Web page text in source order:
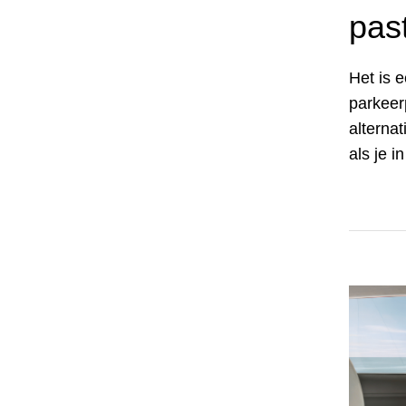
Het is
als je